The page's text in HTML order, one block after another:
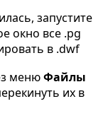
запустите
окно все .pg
в .dwf
менюФайлы
их в